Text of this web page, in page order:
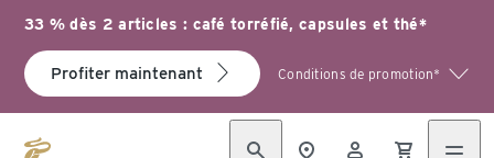
33 % dès 2 articles : café torréfié, capsules et thé*
Profiter maintenant Conditions de promotion*